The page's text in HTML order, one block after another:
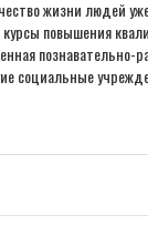
жизни людей
повышения
познавательно-
социальные